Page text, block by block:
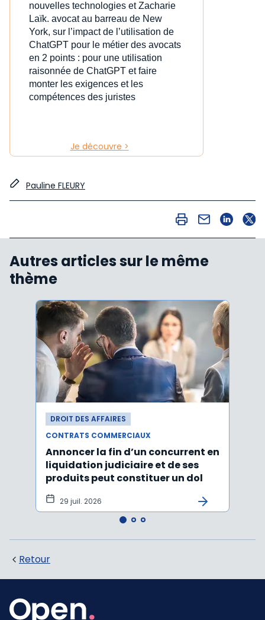
nouvelles technologies et Zacharie
Laïk. avocat au barreau de New
York, sur l’impact de l’utilisation de
ChatGPT pour le métier des avocats
en 2 points : pour une utilisation
raisonnée de ChatGPT et faire
monter les exigences et les
compétences des juristes
Je découvre >
Pauline FLEURY
Autres articles sur le même
thème
DROIT DES AFFAIRES
CONTRATS COMMERCIAUX
Annoncer la fin d’un concurrent en
liquidation judiciaire et de ses
produits peut constituer un dol
29 juil. 2026
Retour